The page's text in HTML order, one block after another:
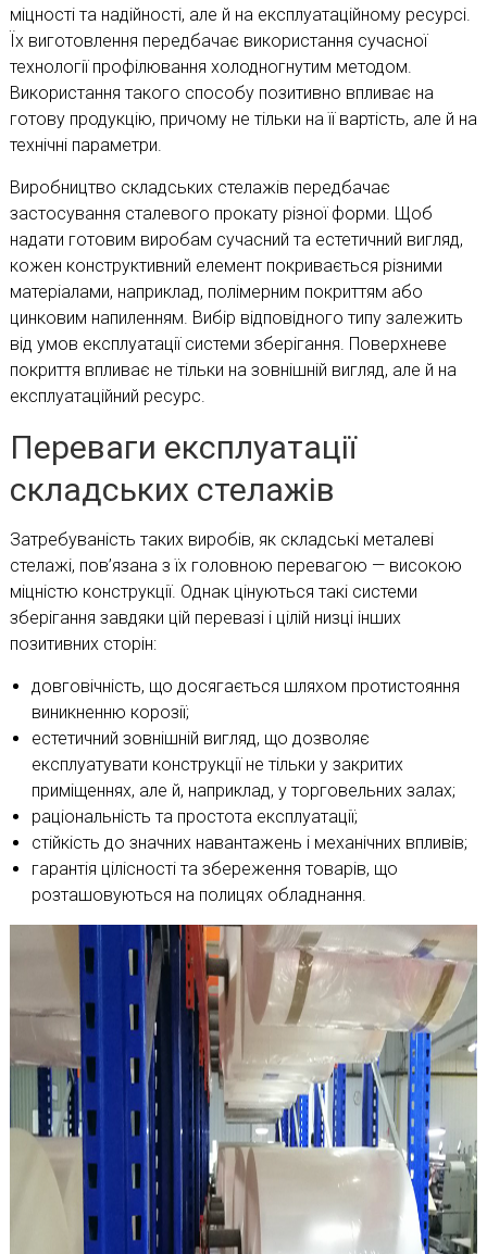
міцності та надійності, але й на експлуатаційному ресурсі.
Їх виготовлення передбачає використання сучасної
технології профілювання холодногнутим методом.
Використання такого способу позитивно впливає на
готову продукцію, причому не тільки на її вартість, але й на
технічні параметри.
Виробництво складських стелажів передбачає
застосування сталевого прокату різної форми. Щоб
надати готовим виробам сучасний та естетичний вигляд,
кожен конструктивний елемент покривається різними
матеріалами, наприклад, полімерним покриттям або
цинковим напиленням. Вибір відповідного типу залежить
від умов експлуатації системи зберігання. Поверхневе
покриття впливає не тільки на зовнішній вигляд, але й на
експлуатаційний ресурс.
Переваги експлуатації
складських стелажів
Затребуваність таких виробів, як складські металеві
стелажі, пов’язана з їх головною перевагою — високою
міцністю конструкції. Однак цінуються такі системи
зберігання завдяки цій перевазі і цілій низці інших
позитивних сторін:
довговічність, що досягається шляхом протистояння
виникненню корозії;
естетичний зовнішній вигляд, що дозволяє
експлуатувати конструкції не тільки у закритих
приміщеннях, але й, наприклад, у торговельних залах;
раціональність та простота експлуатації;
стійкість до значних навантажень і механічних впливів;
гарантія цілісності та збереження товарів, що
розташовуються на полицях обладнання.